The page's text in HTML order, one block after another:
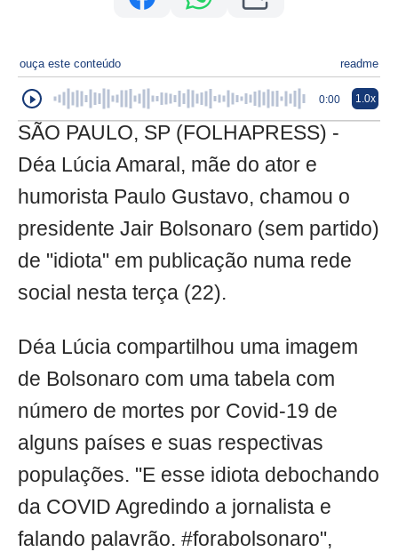
ouça este conteúdo readme
0:00 1.0x
SÃO PAULO, SP (FOLHAPRESS) -
Déa Lúcia Amaral, mãe do ator e
humorista Paulo Gustavo, chamou o
presidente Jair Bolsonaro (sem partido)
de "idiota" em publicação numa rede
social nesta terça (22).
Déa Lúcia compartilhou uma imagem
de Bolsonaro com uma tabela com
número de mortes por Covid-19 de
alguns países e suas respectivas
populações. "E esse idiota debochando
da COVID Agredindo a jornalista e
falando palavrão. #forabolsonaro",